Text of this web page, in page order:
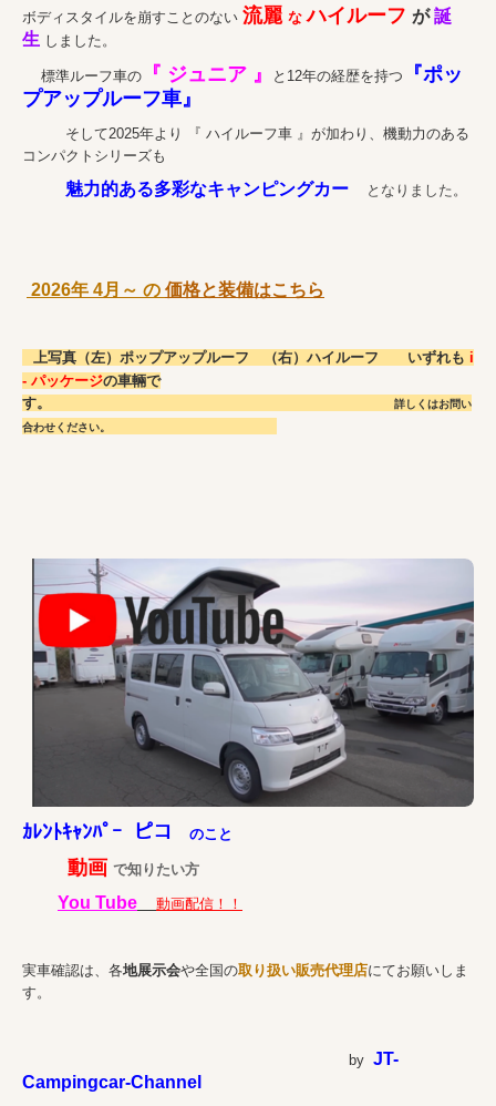
九州地方
会社案内
会社概要
ブログ
お問合せ・カタログ請求
ボディスタイルを崩すことのない 流麗 なハイルーフ が誕
生 しました。
標準ルーフ車の 『 ジュニア 』 と12年の経歴を持つ
『ポッ
プアップルーフ車』
そして2025年より 『 ハイルーフ車 』が加わり、機動力のある
コンパクトシリーズも
魅力的ある多彩なキャンピングカー となりました 。
2026年 4月～ の 価格と装備はこちら
上写真（左）ポップアップルーフ （右）ハイルーフ いずれも i
- パッケージの車輛で
す。
詳しくはお問い
合わせください。
ｶﾚﾝﾄｷｬﾝﾊﾟｰ ピコ のこと
動画 で知りたい方
You Tube 動画配信！！
実車確認は、各地展示会や全国の取り扱い販売代理店にてお願いしま
す。
by JT-
Campingcar-Channel